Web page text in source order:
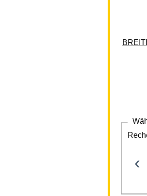
‹